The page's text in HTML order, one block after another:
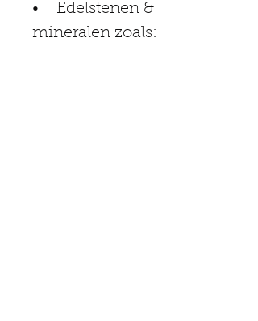
•    Edelstenen &
mineralen zoals: